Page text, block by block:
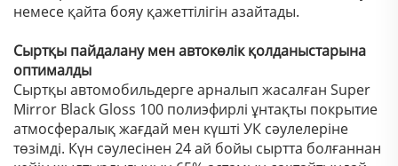
немесе қайта бояу қажеттілігін азайтады.
Сыртқы пайдалану мен автокөлік қолданыстарына
оптималды
Сыртқы автомобильдерге арналып жасалған Super
Mirror Black Gloss 100 полиэфирлі ұнтақты покрытие
атмосфералық жағдай мен күшті УК сәулелеріне
төзімді. Күн сәулесінен 24 ай бойы сыртта болғаннан